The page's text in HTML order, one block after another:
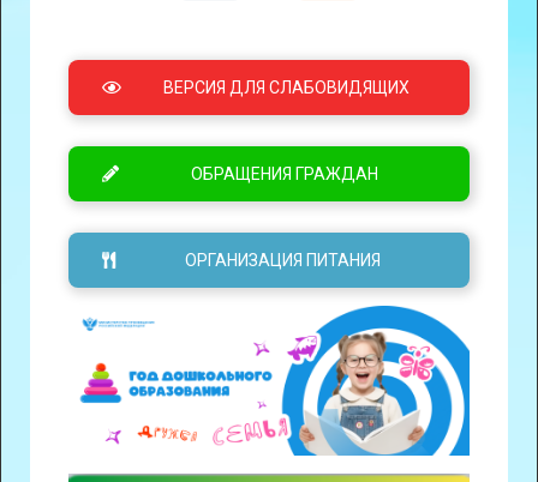
ВЕРСИЯ ДЛЯ СЛАБОВИДЯЩИХ
ОБРАЩЕНИЯ ГРАЖДАН
ОРГАНИЗАЦИЯ ПИТАНИЯ